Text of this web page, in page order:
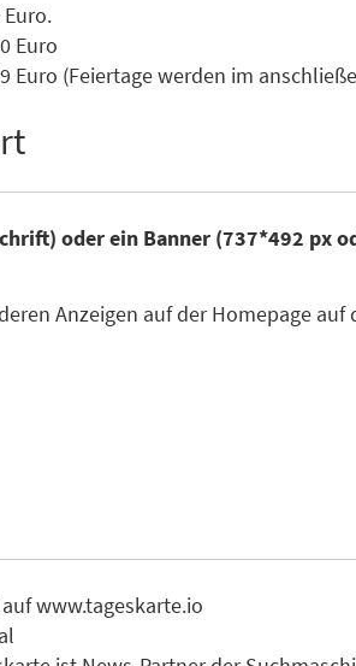
Euro
Euro (Feiertage werden im
oder ein Banner (737*492 px
Anzeigen auf der Homepage
www.tageskarte.io